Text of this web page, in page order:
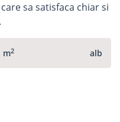
sa satisfaca chiar si
m2 alb